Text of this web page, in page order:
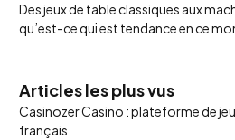
Des jeux de table classiques aux
qu’est-ce qui est tendance en ce
Articles les plus vus
Casinozer Casino : plateforme de
français